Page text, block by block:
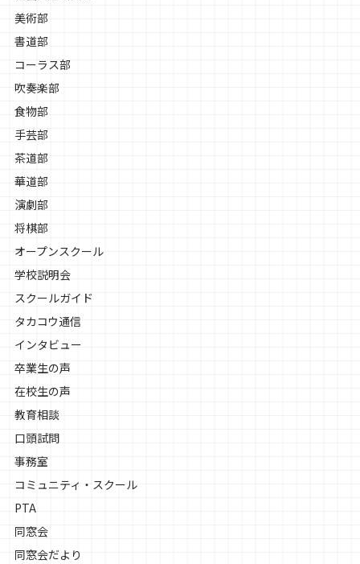
美術部
書道部
コーラス部
吹奏楽部
食物部
手芸部
茶道部
華道部
演劇部
将棋部
オープンスクール
学校説明会
スクールガイド
タカコウ通信
インタビュー
卒業生の声
在校生の声
教育相談
口頭試問
事務室
コミュニティ・スクール
PTA
同窓会
同窓会だより